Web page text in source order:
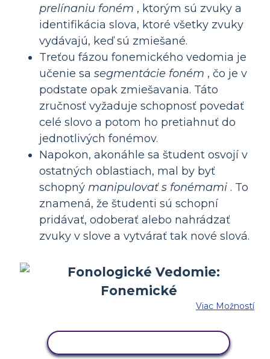
prelínaniu foném , ktorým sú zvuky a
identifikácia slova, ktoré všetky zvuky
vydávajú, keď sú zmiešané.
Treťou fázou fonemického vedomia je
učenie sa segmentácie foném , čo je v
podstate opak zmiešavania. Táto
zručnosť vyžaduje schopnosť povedať
celé slovo a potom ho pretiahnuť do
jednotlivých fonémov.
Napokon, akonáhle sa študent osvojí v
ostatných oblastiach, mal by byť
schopný manipulovať s fonémami . To
znamená, že študenti sú schopní
pridávať, odoberať alebo nahrádzať
zvuky v slove a vytvárať tak nové slová.
Viac Možností